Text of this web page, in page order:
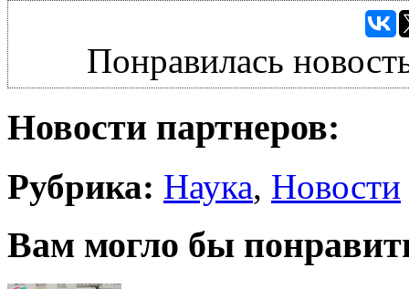
Понравилась
Новости партнеров:
Рубрика: Наука, Новости
Вам могло бы